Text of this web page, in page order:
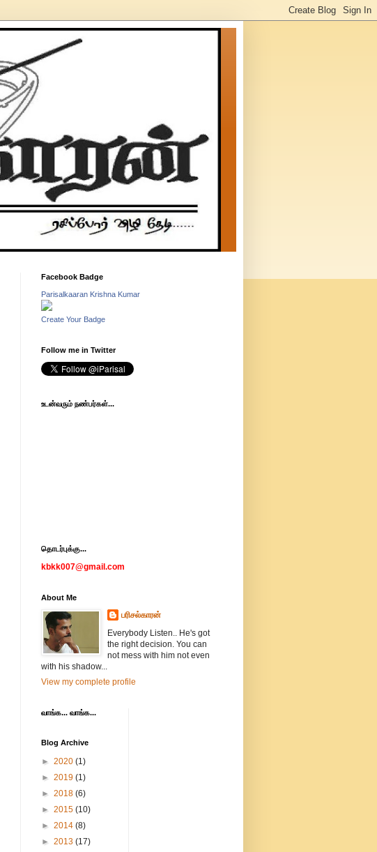
Facebook Badge
Parisalkaaran Krishna Kumar
Create Your Badge
Follow me in Twitter
உடன்வரும் நண்பர்கள்...
தொடர்புக்கு...
kbkk007@gmail.com
About Me
பரிசல்காரன்
Everybody Listen.. He's got
the right decision. You can
not mess with him not even
with his shadow...
View my complete profile
வாங்க... வாங்க...
Blog Archive
► 2020 (1)
► 2019 (1)
► 2018 (6)
► 2015 (10)
► 2014 (8)
► 2013 (17)